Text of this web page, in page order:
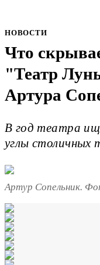
НОВОСТИ
Что
"Театр
Артура
В год театра
углы столичных
Артур Сопельник.